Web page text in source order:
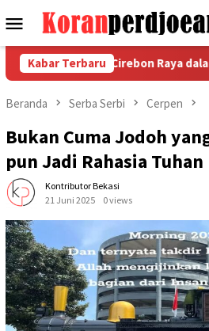
ke
Menu
Mobile
Kabar Terbaru
FSPMI Cirebon Raya dalam
Beranda Serba Serbi Cerpen
Bukan Cuma Jodoh
pun Jadi Rahasia Tuhan
Kontributor Bekasi
21 Juni 2025
0 views